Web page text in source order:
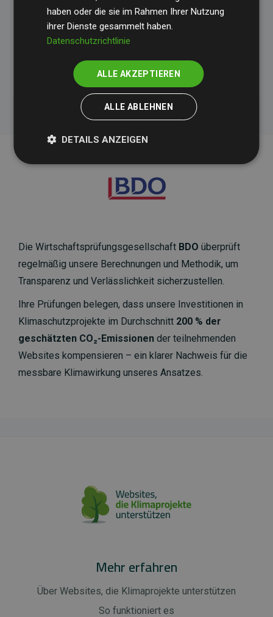
Initiative Websites, die Klimaprojekte unterstützen
Die Wirtschaftsprüfungsgesellschaft BDO überprüft
regelmäßig unsere Berechnungen und Methodik, um
Transparenz und Verlässlichkeit sicherzustellen.
Ihre Prüfungen belegen, dass unsere Investitionen in
Klimaschutzprojekte im Durchschnitt 200 % der
geschätzten CO₂-Emissionen der teilnehmenden
Websites kompensieren – ein klarer Nachweis für die
messbare Klimawirkung unseres Ansatzes.
Mehr erfahren
Über Websites, die Klimaprojekte unterstützen
So funktioniert es
haben oder die sie im Rahmen Ihrer Nutzung
ihrer Dienste gesammelt haben.
Datenschutzrichtlinie
ALLE AKZEPTIEREN
ALLE ABLEHNEN
DETAILS ANZEIGEN